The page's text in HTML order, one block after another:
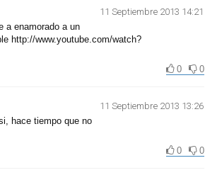
11 Septiembre 2013 14:21
a enamorado a un
http://www.youtube.com/watch?
0
0
11 Septiembre 2013 13:26
hace tiempo que no
0
0